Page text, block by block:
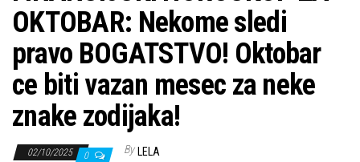
OKTOBAR: Nekome sledi
pravo BOGATSTVO! Oktobar
ce biti vazan mesec za neke
znake zodijaka!
02/10/2025 0 By LELA